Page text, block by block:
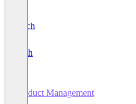
Deutsch
English
Product Management